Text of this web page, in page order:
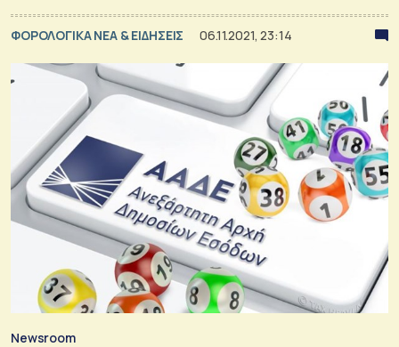
ΦΟΡΟΛΟΓΙΚΑ ΝΕΑ & EΙΔΗΣΕΙΣ 06.11.2021, 23:14
Newsroom